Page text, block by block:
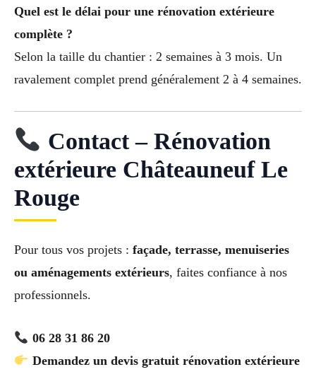
Quel est le délai pour une rénovation extérieure
complète ?
Selon la taille du chantier : 2 semaines à 3 mois. Un
ravalement complet prend généralement 2 à 4 semaines.
Contact – Rénovation
extérieure Châteauneuf Le
Rouge
Pour tous vos projets : façade, terrasse, menuiseries
ou aménagements extérieurs, faites confiance à nos
professionnels.
06 28 31 86 20
Demandez un devis gratuit rénovation extérieure